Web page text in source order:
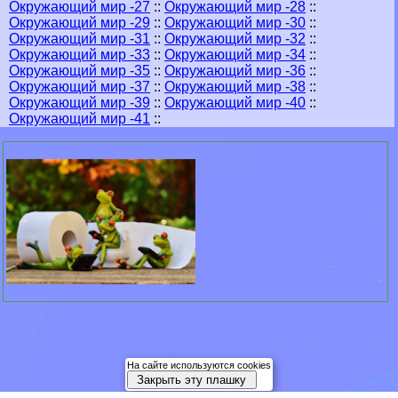
Окружающий мир -27 :: Окружающий мир -28 ::
Окружающий мир -29 :: Окружающий мир -30 ::
Окружающий мир -31 :: Окружающий мир -32 ::
Окружающий мир -33 :: Окружающий мир -34 ::
Окружающий мир -35 :: Окружающий мир -36 ::
Окружающий мир -37 :: Окружающий мир -38 ::
Окружающий мир -39 :: Окружающий мир -40 ::
Окружающий мир -41 ::
На сайте используются cookies
Закрыть эту плашку